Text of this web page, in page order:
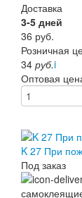
Доставка
3-5 дней
36 руб.
Розничная
34 руб.i
Оптовая
K 27 При
Под заказ